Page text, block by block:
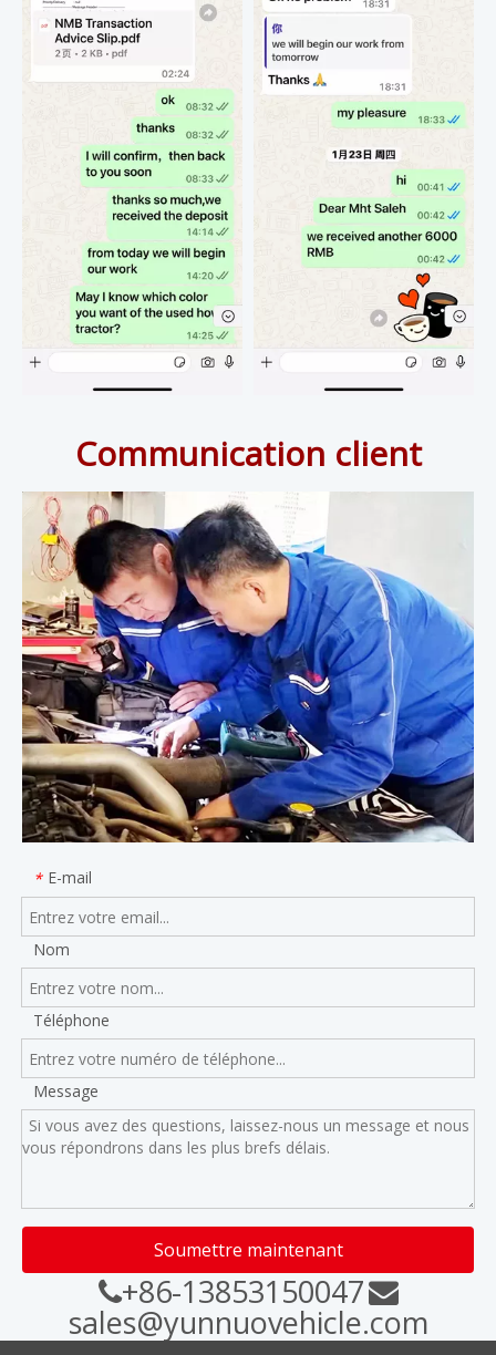
Communication client
* E-mail
Nom
Téléphone
Message
Soumettre maintenant
+86-13853150047
sales@yunnuovehicle.com